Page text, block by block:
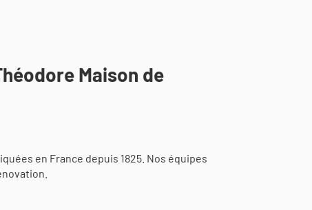
Maison de
en France depuis 1825. Nos équipes